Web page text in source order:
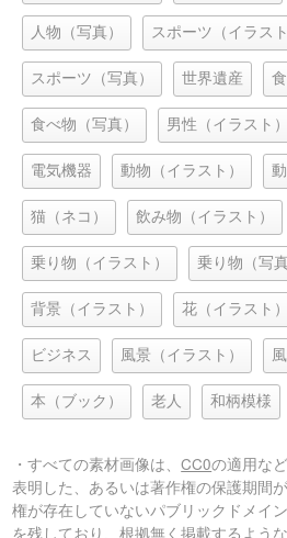
人物（写真） スポーツ（イラスト
スポーツ（写真） 世界遺産
食べ物（写真） 男性（イラスト）
電気機器 動物（イラスト）
猫（ネコ） 飲み物（イラスト）
乗り物（イラスト） 乗り物（写真
背景（イラスト） 花（イラスト）
ビジネス 風景（イラスト）
本（ブック） 老人 和柄模様
・すべての素材画像は、CC0の適用な
表明した、あるいは著作権の保護期間
権が存在していないパブリックドメイ
を残しており、根拠無く掲載するよう